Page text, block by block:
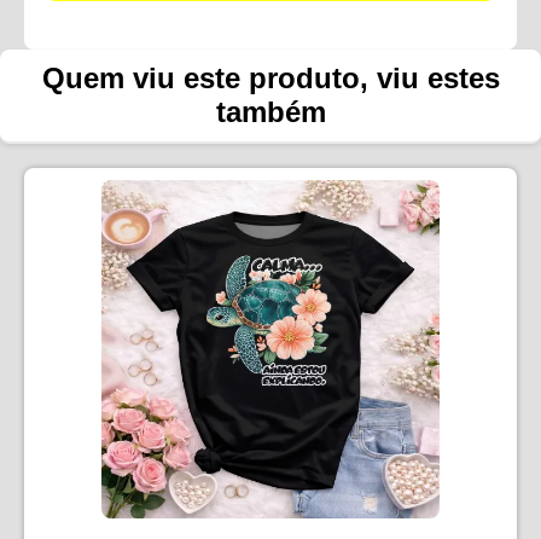
Quem viu este produto, viu estes
também